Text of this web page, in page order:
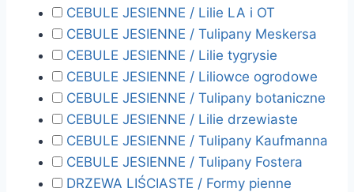
CEBULE JESIENNE / Lilie LA i OT
CEBULE JESIENNE / Tulipany Meskersa
CEBULE JESIENNE / Lilie tygrysie
CEBULE JESIENNE / Liliowce ogrodowe
CEBULE JESIENNE / Tulipany botaniczne
CEBULE JESIENNE / Lilie drzewiaste
CEBULE JESIENNE / Tulipany Kaufmanna
CEBULE JESIENNE / Tulipany Fostera
DRZEWA LIŚCIASTE / Formy pienne